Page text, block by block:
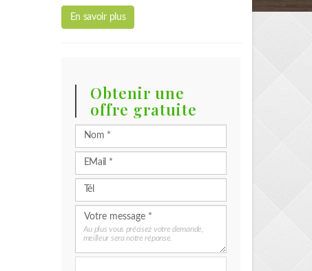
En savoir plus
Obtenir une
offre gratuite
Au plus vous précisez votre demande,
meilleur sera notre réponse.